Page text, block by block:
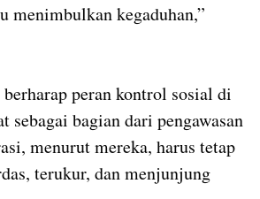
menimbulkan kegaduhan,”
peran kontrol sosial di
sebagai bagian dari pengawasan
menurut mereka, harus tetap
terukur, dan menjunjung